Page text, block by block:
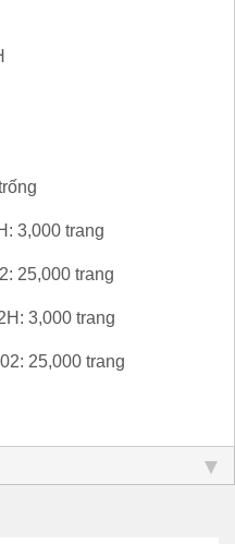
3,000 trang
25,000 trang
3,000 trang
25,000 trang